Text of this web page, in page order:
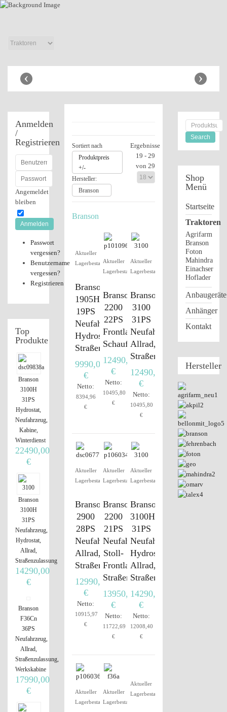
Shop
›
‹
Sortiert nach
Produktpreis
+/-
Hersteller:
Branson
Ergebnisse
19 - 29
von 29
Branson
Aktueller
Lagerbestand
Branson
1905H
19PS
Neufahrzeug,
Hydrostat,
Straßenzulassung
9990,00
€
Netto:
8394,96
€
Aktueller
Lagerbestand
Branson
2200
22PS
Frontlader
Schaufel
12490,00
€
Netto:
10495,80
€
Aktueller
Lagerbestand
Branson
3100
31PS
Neufahrzeug,
Allrad,
Straßenzulassung
12490,00
€
Netto:
10495,80
€
Aktueller
Lagerbestand
Branson
2900
28PS
Neufahrzeug,
Allrad,
Straßenzulassung
12990,00
€
Netto:
10915,97
€
Aktueller
Lagerbestand
Branson
2200
21PS
Neufahrzeug,
Stoll-
Frontlader,
Straßenzulassung
13950,00
€
Netto:
11722,69
€
Aktueller
Lagerbestand
Branson
3100H
31PS
Neufahrzeug,
Hydrostat,
Allrad,
Straßenzulassung
14290,00
€
Netto:
12008,40
€
Aktueller
Lagerbestand
Aktueller
Lagerbestand
Aktueller
Lagerbestand
Anmelden
/
Registrieren
Angemeldet
bleiben
Anmelden
Passwort
vergessen?
Benutzername
vergessen?
Registrieren
Top
Produkte
Branson
3100H
31PS
Hydrostat,
Neufahrzeug,
Kabine,
Winterdienst
22490,00
€
Branson
3100H
31PS
Neufahrzeug,
Hydrostat,
Allrad,
Straßenzulassung
14290,00
€
Branson
F36Cn
36PS
Neufahrzeug,
Allrad,
Straßenzulassung,
Werkskabine
17990,00
€
Shop
Menü
Startseite
Traktoren
Agrifarm
Branson
Foton
Mahindra
Einachser
Hoflader
Anbaugeräte
Anhänger
Kontakt
Hersteller